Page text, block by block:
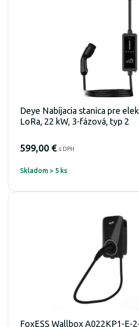
Deye Nabíjacia stanica pre
LoRa, 22 kW, 3-fázová, typ 2
599,00 € s DPH
Skladom > 5 ks
FoxESS Wallbox A022KP1-E-